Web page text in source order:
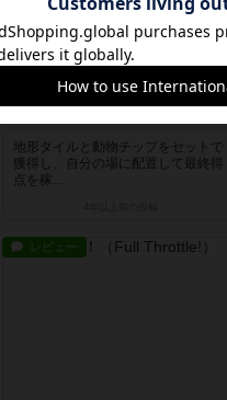
地形タイルと動物チップをセットで
獲得し、自分の場に配置して最終得
点を稼...
レビュー